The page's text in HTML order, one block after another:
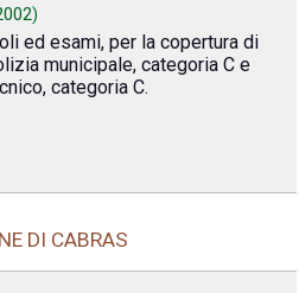
)
ed esami, per la copertura di
municipale, categoria C e
categoria C.
DI CABRAS